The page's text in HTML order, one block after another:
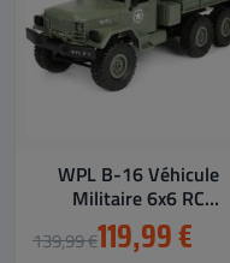
WPL B-16 Véhicule
Militaire 6x6 RC
Électrique 1/16 en Kit
à...
139,99 €119,99 €